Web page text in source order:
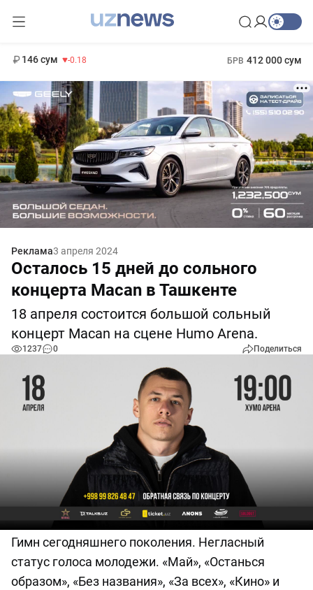
146 сум -0.18 БРВ 412 000 сум
Реклама3 апреля 2024
Осталось 15 дней до сольного
концерта Macan в Ташкенте
18 апреля состоится большой сольный
концерт Macan на сцене Humo Arena.
1237 0 Поделиться
Гимн сегодняшнего поколения. Негласный
статус голоса молодежи. «Май», «Останься
образом», «Без названия», «За всех», «Кино» и